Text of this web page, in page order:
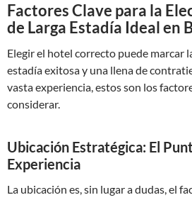
Factores Clave para la
de Larga Estadía Ideal en
Elegir el hotel correcto puede marcar
estadía exitosa y una llena de
vasta experiencia, estos son los
considerar.
Ubicación Estratégica: El
Experiencia
La ubicación es, sin lugar a dudas, el